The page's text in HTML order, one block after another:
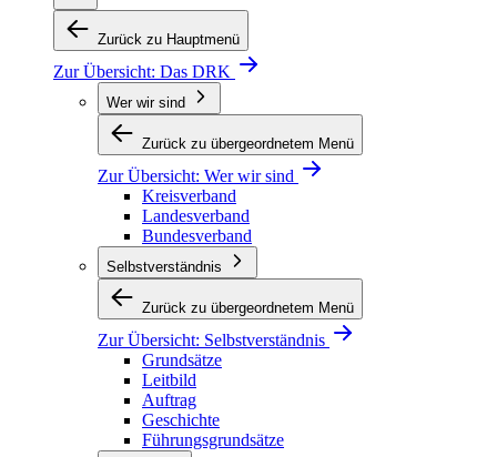
Zurück zu Hauptmenü
Zur Übersicht: Das DRK
Wer wir sind
Zurück zu übergeordnetem Menü
Zur Übersicht: Wer wir sind
Kreisverband
Landesverband
Bundesverband
Selbstverständnis
Zurück zu übergeordnetem Menü
Zur Übersicht: Selbstverständnis
Grundsätze
Leitbild
Auftrag
Geschichte
Führungsgrundsätze